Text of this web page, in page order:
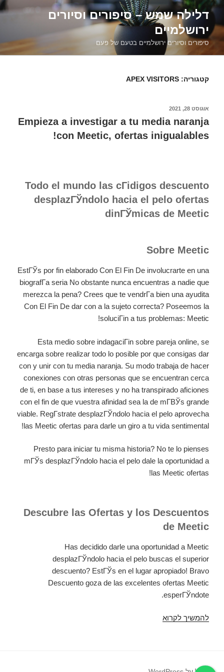
דילוג
לתוכןדלילה שמש – סיפורים וסיורים
ירושלמיים
סיפורים וסיורים ירושלמיים בטעם של פעם
קטגוריה: APEX VISITORS
פורסם
אוגוסט 28, 2021
Empieza a investigar a tu media naranja
con Meetic, ofertas inigualables!
Todo el mundo las cГіdigos descuento
desplazГЎndolo hacia el pelo ofertas
dinГЎmicas de Meetic
Sobre Meetic
EstГЎs por fin elaborado Con El Fin De involucrarte en una
biografГ­a seria No obstante nunca encuentras a nadie que
merezca la pena? Crees que te vendrГ­a bien una ayudita
Con El Fin De dar con a la sujeto correcta? Poseemos la
soluciГіn a tus problemas: Meetic!
Esta medio sobre indagaciГіn sobre pareja online, se
encarga sobre realizar todo lo posible por que consigas dar
con y unir con tu media naranja. Su modo trabaja de hacer
conexiones con otras personas que se encuentran cerca
de ti, en base a tus intereses y no ha transpirado aficiones
con el fin de que vuestra afinidad sea la de mГ­ВЎs grande
viable. RegГ­strate desplazГЎndolo hacia el pelo aprovecha
las Meetic ofertas para darle un giro a tu vida sentimental!
Presto para iniciar tu misma historia? No te lo pienses
mГЎs desplazГЎndolo hacia el pelo dale la oportunidad a
las Meetic ofertas!
Descubre las Ofertas y los Descuentos
de Meetic
Has decidido darle una oportunidad a Meetic
desplazГЎndolo hacia el pelo buscas el superior
descuento? EstГЎs en el lugar apropiado! Bravo
Descuento goza de las excelentes ofertas Meetic
esperГЎndote.
להמשיך לקרוא